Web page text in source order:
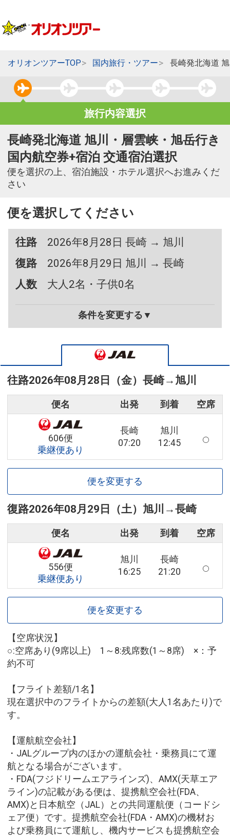
オリオンツアーTOP 国内旅行・ツアー 長崎発北海道
旅行内容選択
長崎発北海道 旭川・層雲峡・旭岳行き
国内航空券+宿泊 交通宿泊選択
便を選択の上、宿泊施設・ホテル選択へお進みくだ
さい
便を選択してください
往路
2026年8月28日 長崎 → 旭川
復路
2026年8月29日 旭川 → 長崎
人数
大人2名・子供0名
条件を変更する▼
往路2026年08月28日（金） 長崎→ 旭川
便名 出発 到着 空席
606便
乗継便あり
長崎
07:20
旭川
12:45
便を変更する
復路2026年08月29日（土） 旭川 →長崎
便名 出発 到着 空席
556便
乗継便あり
旭川
16:25
長崎
21:20
便を変更する
【空席状況】
○:空席あり(9席以上) 1～8:残席数(1～8席) ×：予
約不可
【フライト差額/1名】
現在選択中のフライトからの差額(大人1名あたり)で
す。
【運航航空会社】
・JALグループ内のほかの運航会社・乗務員にて運
航となる場合がございます。
・FDA(フジドリームエアラインズ)、AMX(天草エア
ライン)の記載がある便は、提携航空会社(FDA、
AMX)と日本航空（JAL）との共同運航便（コードシ
ェア便）です。提携航空会社(FDA・AMX)の機材お
よび乗務員にて運航し、機内サービスも提携航空会